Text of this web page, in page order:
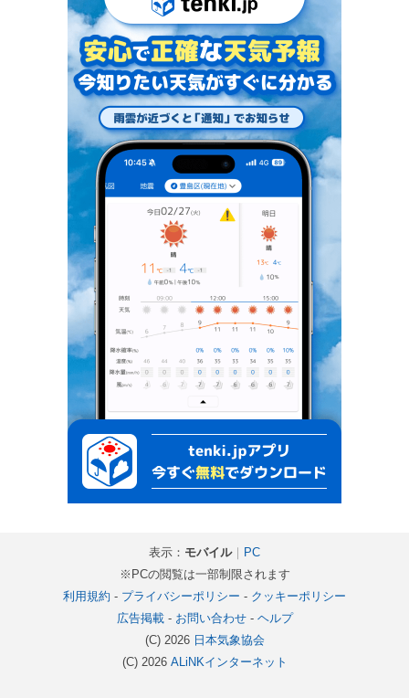
表示： モバイル｜ PC
※PCの閲覧は一部制限されます
利用規約 - プライバシーポリシー - クッキーポリシー
広告掲載- お問い合わせ- ヘルプ
(C) 2026 日本気象協会
(C) 2026 ALiNKインターネット